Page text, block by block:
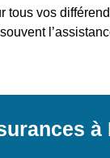
tous vos
à